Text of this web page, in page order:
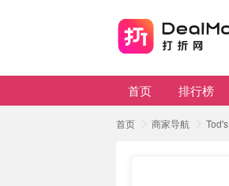
首页 排行榜
首页 商家导航 Tod's